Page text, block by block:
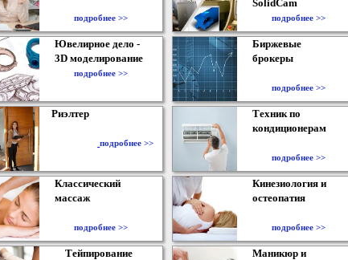
подробнее >>
SolidCam
подробнее >>
Ювелирное дело -
3D моделирование
подробнее >>
Биржевые
брокеры
подробнее >>
Риэлтер
подробнее >>
Техник по
кондиционерам
подробнее >>
Классический
массаж
подробнее >>
Кинезиология и
остеопатия
подробнее >>
Тейпирование
Маникюр и